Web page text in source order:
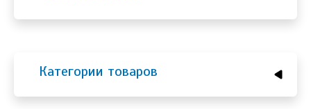
Категории товаров